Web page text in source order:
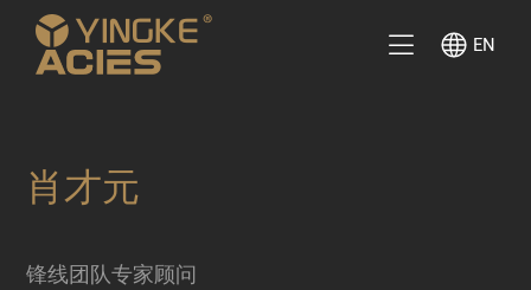
EN
肖才元
锋线团队专家顾问